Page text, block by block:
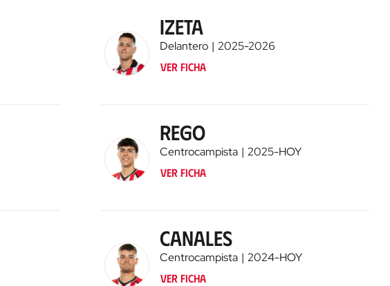
Izeta
Delantero 2025-2026
Ver ficha
Rego
Centrocampista 2025-HOY
Ver ficha
Canales
Centrocampista 2024-HOY
Ver ficha